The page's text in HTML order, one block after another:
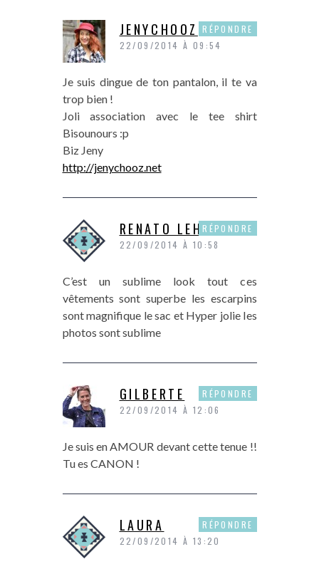
JENYCHOOZ
22/09/2014 À 09:54
Je suis dingue de ton pantalon, il te va
trop bien !
Joli association avec le tee shirt
Bisounours :p
Biz Jeny
http://jenychooz.net
RÉPONDRE
RENATO LEHMANN
22/09/2014 À 10:58
C’est un sublime look tout ces
vêtements sont superbe les escarpins
sont magnifique le sac et Hyper jolie les
photos sont sublime
RÉPONDRE
GILBERTE
22/09/2014 À 12:06
Je suis en AMOUR devant cette tenue !!
Tu es CANON !
RÉPONDRE
LAURA
22/09/2014 À 13:20
RÉPONDRE